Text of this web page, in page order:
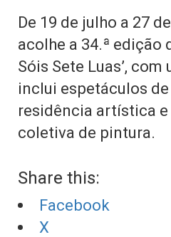
De 19 de julho a 27
acolhe a 34.ª edição
Sóis Sete Luas’,
inclui espetáculos
residência artística
coletiva de pintura.
Share this:
Facebook
X